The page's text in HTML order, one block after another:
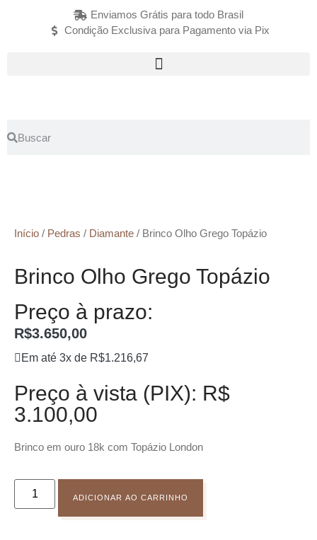
Enviamos Grátis para todo Brasil
Condição Exclusiva para Pagamento via Pix
Início / Pedras / Diamante / Brinco Olho Grego Topázio
Brinco Olho Grego Topázio
Preço à prazo:
R$3.650,00
Em até 3x de R$1.216,67
Preço à vista (PIX): R$
3.100,00
Brinco em ouro 18k com Topázio London
ADICIONAR AO CARRINHO